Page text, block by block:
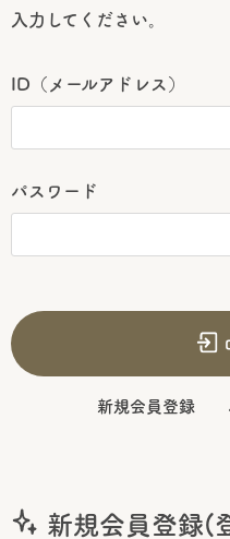
入力してください。
ID（メールアドレス）
パスワード
新規会員登録
新規会員登録(